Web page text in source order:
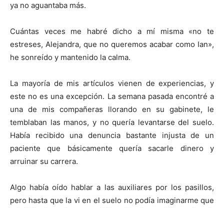
ya no aguantaba más.
Cuántas veces me habré dicho a mí misma «no te
estreses, Alejandra, que no queremos acabar como Ian»,
he sonreído y mantenido la calma.
La mayoría de mis artículos vienen de experiencias, y
este no es una excepción. La semana pasada encontré a
una de mis compañeras llorando en su gabinete, le
temblaban las manos, y no quería levantarse del suelo.
Había recibido una denuncia bastante injusta de un
paciente que básicamente quería sacarle dinero y
arruinar su carrera.
Algo había oído hablar a las auxiliares por los pasillos,
pero hasta que la vi en el suelo no podía imaginarme que